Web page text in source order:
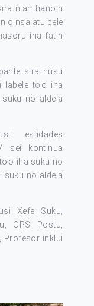
nian hanoin
oinsa atu bele
iha fatin
sira husu
labele to’o iha
no aldeia
estidades
sei kontinua
iha suku no
suku no aldeia
Xefe Suku,
OPS Postu,
Profesor inklui